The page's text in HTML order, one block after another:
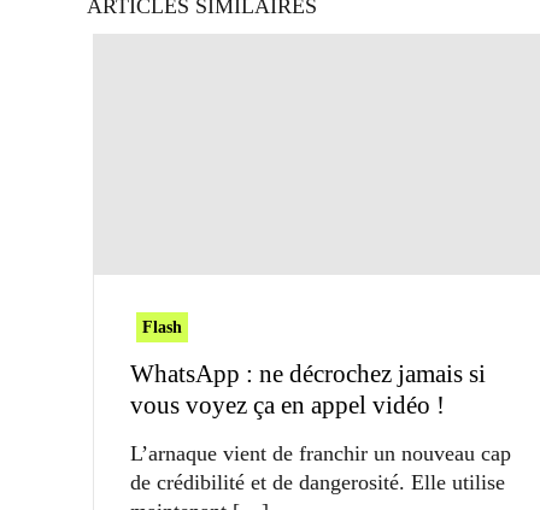
ARTICLES SIMILAIRES
Flash
WhatsApp : ne décrochez jamais si
vous voyez ça en appel vidéo !
L’arnaque vient de franchir un nouveau cap
de crédibilité et de dangerosité. Elle utilise